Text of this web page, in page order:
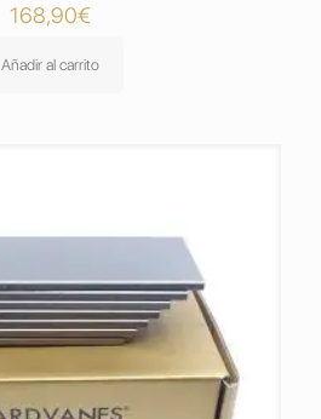
168,90€
Añadir al carrito